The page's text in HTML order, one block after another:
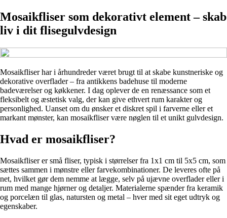
Mosaikfliser som dekorativt element – skab
liv i dit flisegulvdesign
Mosaikfliser har i århundreder været brugt til at skabe kunstneriske og
dekorative overflader – fra antikkens badehuse til moderne
badeværelser og køkkener. I dag oplever de en renæssance som et
fleksibelt og æstetisk valg, der kan give ethvert rum karakter og
personlighed. Uanset om du ønsker et diskret spil i farverne eller et
markant mønster, kan mosaikfliser være nøglen til et unikt gulvdesign.
Hvad er mosaikfliser?
Mosaikfliser er små fliser, typisk i størrelser fra 1x1 cm til 5x5 cm, som
sættes sammen i mønstre eller farvekombinationer. De leveres ofte på
net, hvilket gør dem nemme at lægge, selv på ujævne overflader eller i
rum med mange hjørner og detaljer. Materialerne spænder fra keramik
og porcelæn til glas, natursten og metal – hver med sit eget udtryk og
egenskaber.